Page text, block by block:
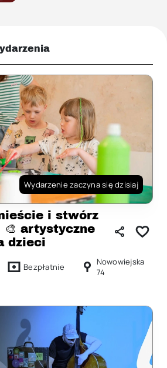
Wydarzenie zaczyna się dzisiaj
i stwórz
🎨 artystyczne
dzieci
Bezpłatnie
Nowowiejska
74